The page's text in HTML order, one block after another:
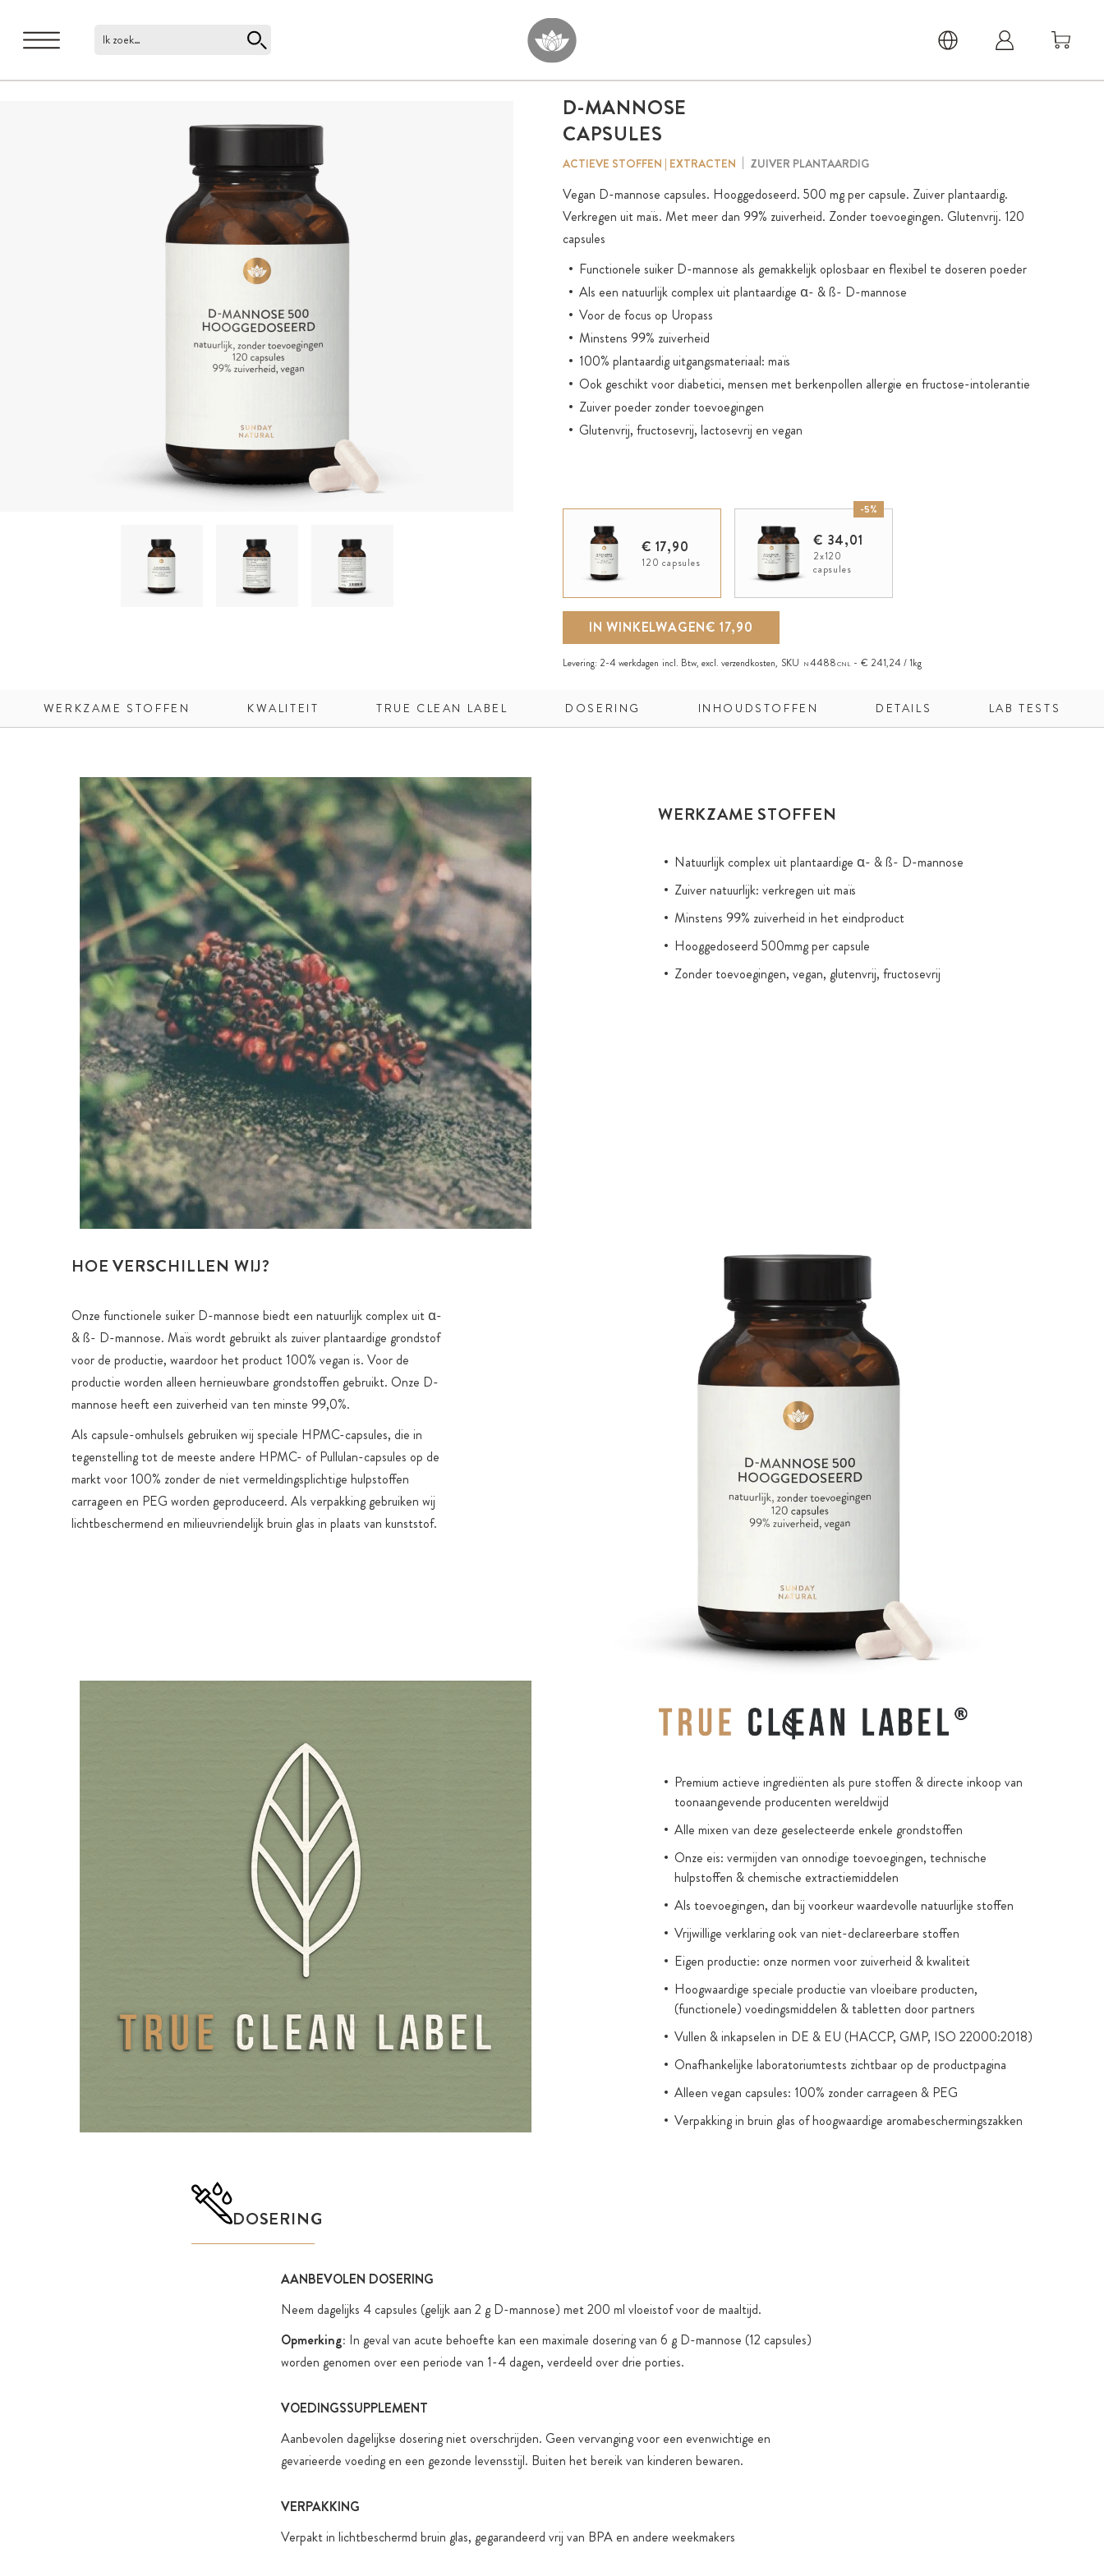
Ik zoek…
D-MANNOSE
CAPSULES
ACTIEVE STOFFEN | EXTRACTEN ZUIVER PLANTAARDIG
Vegan D-mannose capsules. Hooggedoseerd. 500 mg per capsule. Zuiver plantaardig.
Verkregen uit maïs. Met meer dan 99% zuiverheid. Zonder toevoegingen. Glutenvrij. 120
capsules
Functionele suiker D-mannose als gemakkelijk oplosbaar en flexibel te doseren poeder
Als een natuurlijk complex uit plantaardige α- & ß- D-mannose
Voor de focus op Uropass
Minstens 99% zuiverheid
100% plantaardig uitgangsmateriaal: maïs
Ook geschikt voor diabetici, mensen met berkenpollen allergie en fructose-intolerantie
Zuiver poeder zonder toevoegingen
Glutenvrij, fructosevrij, lactosevrij en vegan
€ 17,90
120 capsules
-5%
€ 34,01
2x120
capsules
IN WINKELWAGEN€ 17,90
Levering: 2-4 werkdagen incl. Btw, excl. verzendkosten, SKU N4488CNL € 241,24 / 1kg
WERKZAME STOFFEN KWALITEIT TRUE CLEAN LABEL DOSERING INHOUDSTOFFEN DETAILS LAB TESTS
WERKZAME STOFFEN
Natuurlijk complex uit plantaardige α- & ß- D-mannose
Zuiver natuurlijk: verkregen uit maïs
Minstens 99% zuiverheid in het eindproduct
Hooggedoseerd 500mmg per capsule
Zonder toevoegingen, vegan, glutenvrij, fructosevrij
HOE VERSCHILLEN WIJ?
Onze functionele suiker D-mannose biedt een natuurlijk complex uit α-
& ß- D-mannose. Maïs wordt gebruikt als zuiver plantaardige grondstof
voor de productie, waardoor het product 100% vegan is. Voor de
productie worden alleen hernieuwbare grondstoffen gebruikt. Onze D-
mannose heeft een zuiverheid van ten minste 99,0%.
Als capsule-omhulsels gebruiken wij speciale HPMC-capsules, die in
tegenstelling tot de meeste andere HPMC- of Pullulan-capsules op de
markt voor 100% zonder de niet vermeldingsplichtige hulpstoffen
carrageen en PEG worden geproduceerd. Als verpakking gebruiken wij
lichtbeschermend en milieuvriendelijk bruin glas in plaats van kunststof.
Premium actieve ingrediënten als pure stoffen & directe inkoop van
toonaangevende producenten wereldwijd
Alle mixen van deze geselecteerde enkele grondstoffen
Onze eis: vermijden van onnodige toevoegingen, technische
hulpstoffen & chemische extractiemiddelen
Als toevoegingen, dan bij voorkeur waardevolle natuurlijke stoffen
Vrijwillige verklaring ook van niet-declareerbare stoffen
Eigen productie: onze normen voor zuiverheid & kwaliteit
Hoogwaardige speciale productie van vloeibare producten,
(functionele) voedingsmiddelen & tabletten door partners
Vullen & inkapselen in DE & EU (HACCP, GMP, ISO 22000:2018)
Onafhankelijke laboratoriumtests zichtbaar op de productpagina
Alleen vegan capsules: 100% zonder carrageen & PEG
Verpakking in bruin glas of hoogwaardige aromabeschermingszakken
Toegevoegde suiker & zoetstoffen: alleen als dit nodig is om
functionele of product specifieke redenen
DOSERING
AANBEVOLEN DOSERING
Neem dagelijks 4 capsules (gelijk aan 2 g D-mannose) met 200 ml vloeistof voor de maaltijd.
Opmerking: In geval van acute behoefte kan een maximale dosering van 6 g D-mannose (12 capsules)
worden genomen over een periode van 1-4 dagen, verdeeld over drie porties.
VOEDINGSSUPPLEMENT
Aanbevolen dagelijkse dosering niet overschrijden. Geen vervanging voor een evenwichtige en
gevarieerde voeding en een gezonde levensstijl. Buiten het bereik van kinderen bewaren.
VERPAKKING
Verpakt in lichtbeschermd bruin glas, gegarandeerd vrij van BPA en andere weekmakers